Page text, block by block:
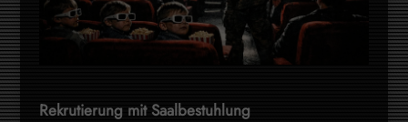
Rekrutierung mit Saalbestuhlung